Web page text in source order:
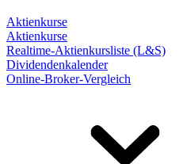
Aktienkurse
Aktienkurse
Realtime-Aktienkursliste (L&S)
Dividendenkalender
Online-Broker-Vergleich